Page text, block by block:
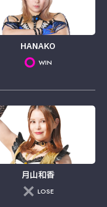
HANAKO
WIN
月山和香
LOSE